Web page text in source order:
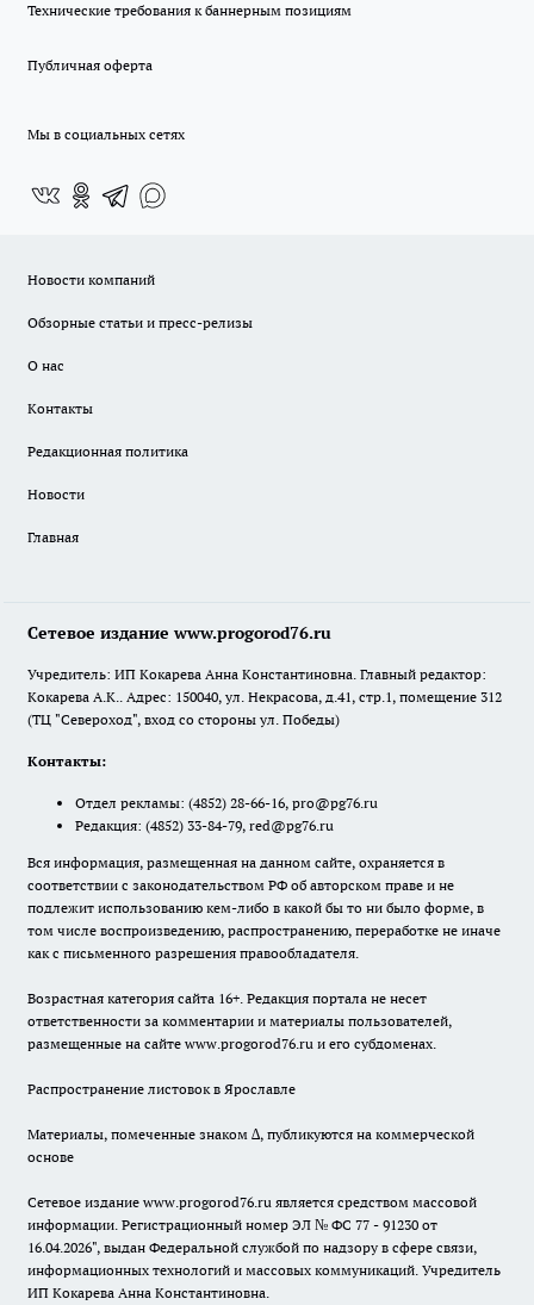
Технические требования к баннерным позициям
Публичная оферта
Мы в социальных сетях
Новости компаний
Обзорные статьи и пресс-релизы
О нас
Контакты
Редакционная политика
Новости
Главная
Сетевое издание www.progorod76.ru
Учредитель: ИП Кокарева Анна Константиновна. Главный редактор:
Кокарева А.К.. Адрес: 150040, ул. Некрасова, д.41, стр.1, помещение 312
(ТЦ "Североход", вход со стороны ул. Победы)
Контакты:
Отдел рекламы: (4852) 28-66-16, pro@pg76.ru
Редакция: (4852) 33-84-79, red@pg76.ru
Вся информация, размещенная на данном сайте, охраняется в
соответствии с законодательством РФ об авторском праве и не
подлежит использованию кем-либо в какой бы то ни было форме, в
том числе воспроизведению, распространению, переработке не иначе
как с письменного разрешения правообладателя.
Возрастная категория сайта 16+. Редакция портала не несет
ответственности за комментарии и материалы пользователей,
размещенные на сайте www.progorod76.ru и его субдоменах.
Распространение листовок в Ярославле
Материалы, помеченные знаком ∆, публикуются на коммерческой
основе
Сетевое издание www.progorod76.ru является средством массовой
информации. Регистрационный номер ЭЛ № ФС 77 - 91230 от
16.04.2026", выдан Федеральной службой по надзору в сфере связи,
информационных технологий и массовых коммуникаций. Учредитель
ИП Кокарева Анна Константиновна.